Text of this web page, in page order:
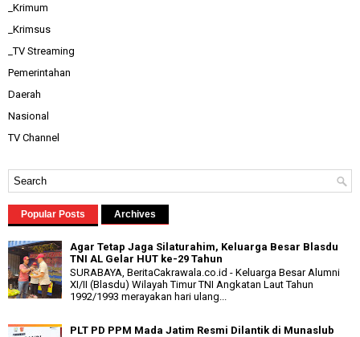
_Krimum
_Krimsus
_TV Streaming
Pemerintahan
Daerah
Nasional
TV Channel
Popular Posts Archives
Agar Tetap Jaga Silaturahim, Keluarga Besar Blasdu
TNI AL Gelar HUT ke-29 Tahun
SURABAYA, BeritaCakrawala.co.id - Keluarga Besar Alumni
XI/II (Blasdu) Wilayah Timur TNI Angkatan Laut Tahun
1992/1993 merayakan hari ulang...
PLT PD PPM Mada Jatim Resmi Dilantik di Munaslub